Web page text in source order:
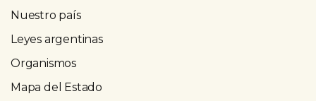
Nuestro país
Leyes argentinas
Organismos
Mapa del Estado